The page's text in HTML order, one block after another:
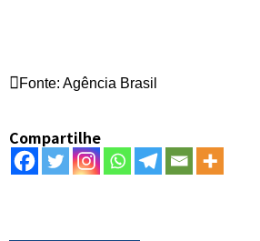
Fonte: Agência Brasil
Compartilhe